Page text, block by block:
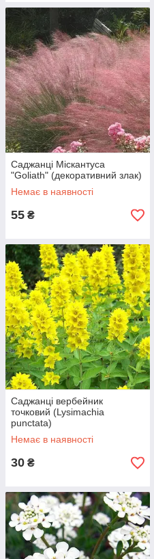
Саджанці Міскантуса
"Goliath" (декоративний злак)
Немає в наявності
55 ₴
Саджанці вербейник
точковий (Lysimachia
punctata)
Немає в наявності
30 ₴